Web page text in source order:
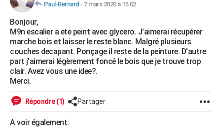
Retraite
Impôts
Epargne
Immobilier
Risques naturels par ville
Banque
Assurance
Crédit
AUTO
Essais
Réserver un essai
Citadines
Berlines
SUV
Forum auto
+HIGH-TECH
Mobiles
Meilleur smartphone
Internet
Ordinateurs
Jeux vidéo
Guide high-tech
+BRICOLAGE
Forum
Aménagement intérieur
Extérieur
Cuisine
Salle de bains
Jardinage
Rangement
WEEK-END
Art de vivre
Bien-être
Loisirs
Mode
Modes de vie
Alimentation
Guide de la santé
Maladies
Médicaments
Sommeil
Paul-Bernard - 7 mars 2020 à 15:02
Bonjour,
M9n escalier a ete peint avec glycero. J'aimerai récupérer
marche bois et laisser le reste blanc. Malgré plusieurs
couches decapant. Ponçage il reste de la peinture. D'autre
part j'aimerai légèrement foncé le bois que je trouve trop
clair. Avez vous une idee?.
Merci.
Répondre (1) Partager
A voir également: